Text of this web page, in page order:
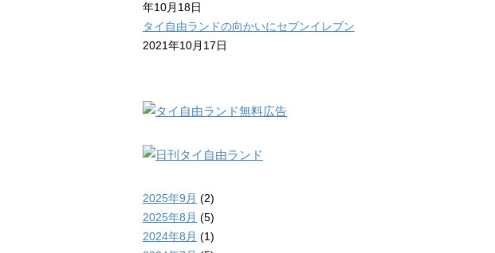
年10月18日
タイ自由ランドの向かいにセブンイレブン
2021年10月17日
2025年9月 (2)
2025年8月 (5)
2024年8月 (1)